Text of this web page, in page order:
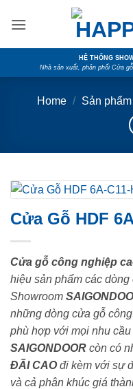
HỆ THỐNG
Nhà sản xuất, phân phối Cửa
Home / Sản phẩm
Cửa Gỗ HDF
Cửa gỗ công nghiệp
hiệu sản phẩm các
Showroom
những dòng cửa gỗ
phù hợp với mọi nhu
SAIGONDOOR còn có
ĐÃI CAOđi kèm với sự
và cả phân khúc giá